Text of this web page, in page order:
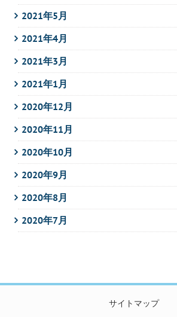
2021年5月
2021年4月
2021年3月
2021年1月
2020年12月
2020年11月
2020年10月
2020年9月
2020年8月
2020年7月
サイトマップ